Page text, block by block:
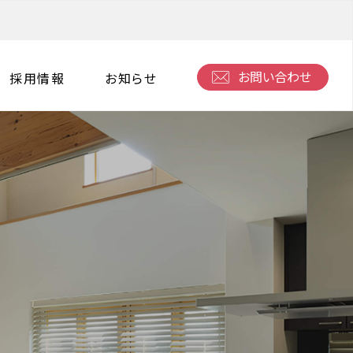
採用情報 お知らせ お問い合わせ